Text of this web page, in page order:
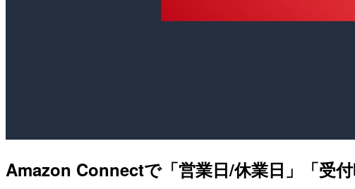
Amazon Connectで「営業日/休業日」「受